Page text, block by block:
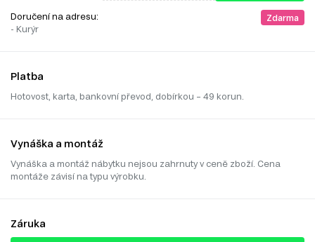
Doručení na adresu:
- Kurýr
Zdarma
Platba
Hotovost, karta, bankovní převod, dobírkou – 49 korun.
Vynáška a montáž
Vynáška a montáž nábytku nejsou zahrnuty v ceně zboží. Cena
montáže závisí na typu výrobku.
Záruka